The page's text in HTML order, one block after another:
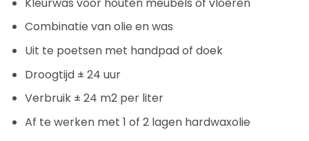
Combinatie van olie en was
Uit te poetsen met handpad of doek
Droogtijd ± 24 uur
Verbruik ± 24 m2 per liter
Af te werken met 1 of 2 lagen hardwaxolie